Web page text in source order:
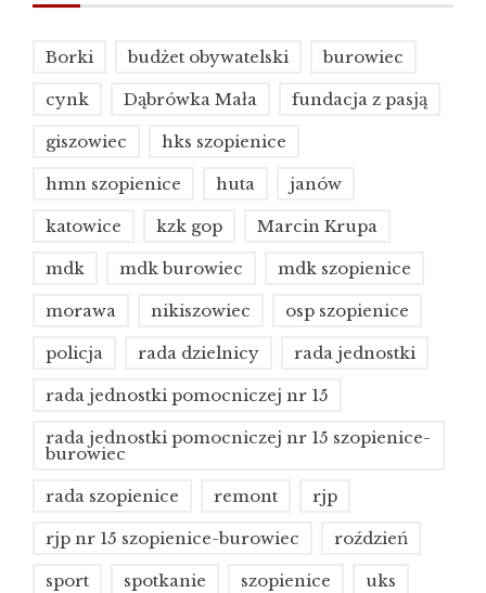
Borki budżet obywatelski burowiec
cynk Dąbrówka Mała fundacja z pasją
giszowiec hks szopienice
hmn szopienice huta janów
katowice kzk gop Marcin Krupa
mdk mdk burowiec mdk szopienice
morawa nikiszowiec osp szopienice
policja rada dzielnicy rada jednostki
rada jednostki pomocniczej nr 15
rada jednostki pomocniczej nr 15 szopienice-
burowiec
rada szopienice remont rjp
rjp nr 15 szopienice-burowiec roździeń
sport spotkanie szopienice uks